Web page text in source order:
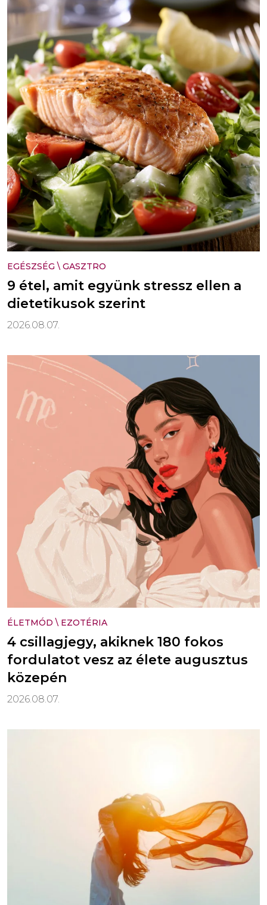
EGÉSZSÉG \ GASZTRO
9 étel, amit együnk stressz ellen a
dietetikusok szerint
2026.08.07.
ÉLETMÓD \ EZOTÉRIA
4 csillagjegy, akiknek 180 fokos
fordulatot vesz az élete augusztus
közepén
2026.08.07.